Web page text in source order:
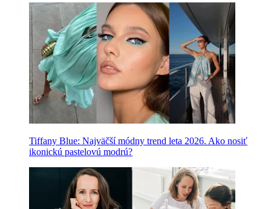
Tiffany Blue: Najväčší módny trend leta 2026. Ako nosiť
ikonickú pastelovú modrú?